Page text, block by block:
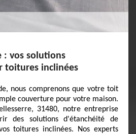
: vos solutions
toitures inclinées
nous comprenons que votre toit
couverture pour votre maison.
31480, notre entreprise
des solutions d'étanchéité de
toitures inclinées. Nos experts